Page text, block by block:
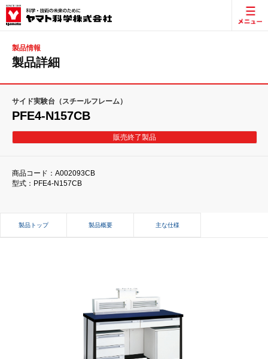
製品情報
製品詳細
サイド実験台（スチールフレーム）
PFE4-N157CB
販売終了製品
商品コード：A002093CB
型式：PFE4-N157CB
製品トップ 製品概要 主な仕様